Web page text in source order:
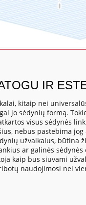
IR
kitaip nei
jo sėdynių formą.
visus sėdynės
nebus pastebima
užvalkalus, būtina
ar galinės
kaip bus siuvami
naudojimosi nei